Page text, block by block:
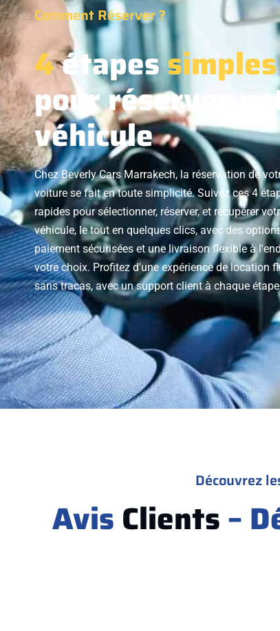
Comment Réserver ?
4étapessimples
pour réserver
véhicule
Chez Beverly Cars Marrakech, la réservation de
voiture se fait en toute simplicité. Suivez ces 4
rapides pour sélectionner, réserver, et récupérer
véhicule, le tout en quelques clics, avec des
paiement sécurisées et une livraison flexible à
votre choix. Profitez d'une expérience de location
sans tracas, avec un support client à chaque
Découvrez
Avis Clients–